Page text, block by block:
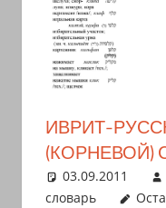
ИВРИТ-
03.09.2011
словарь